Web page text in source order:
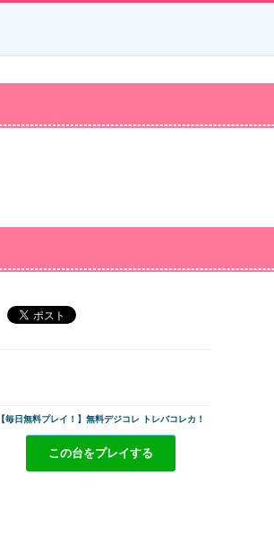
【毎日無料プレイ！】無料デジコレ トレバコレカ！
この台をプレイする